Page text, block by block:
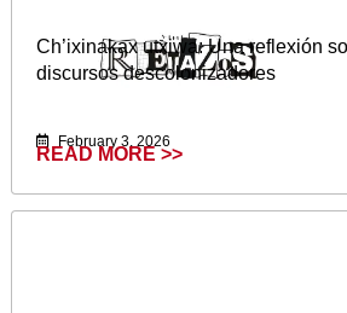
Ch’ixinakax utxiwa: Una reflexión
discursos descolonizadores
February 3, 2026
READ MORE >>